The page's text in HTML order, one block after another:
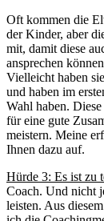
Oft kommen die
der Kinder, aber
mit, damit diese
ansprechen
Vielleicht haben
und haben im
Wahl haben.
für eine gute
meistern. Meine
Ihnen dazu auf.
Hürde 3: Es ist zu
Coach. Und nicht
leisten. Aus